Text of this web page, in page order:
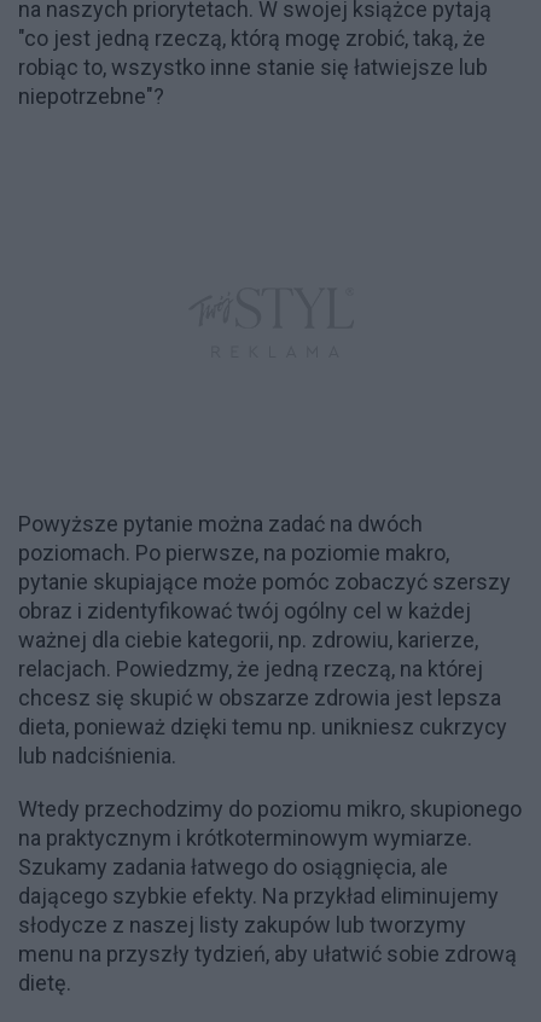
na naszych priorytetach. W swojej książce pytają
"co jest jedną rzeczą, którą mogę zrobić, taką, że
robiąc to, wszystko inne stanie się łatwiejsze lub
niepotrzebne"?
Powyższe pytanie można zadać na dwóch
poziomach. Po pierwsze, na poziomie makro,
pytanie skupiające może pomóc zobaczyć szerszy
obraz i zidentyfikować twój ogólny cel w każdej
ważnej dla ciebie kategorii, np. zdrowiu, karierze,
relacjach. Powiedzmy, że jedną rzeczą, na której
chcesz się skupić w obszarze zdrowia jest lepsza
dieta, ponieważ dzięki temu np. unikniesz cukrzycy
lub nadciśnienia.
Wtedy przechodzimy do poziomu mikro, skupionego
na praktycznym i krótkoterminowym wymiarze.
Szukamy zadania łatwego do osiągnięcia, ale
dającego szybkie efekty. Na przykład eliminujemy
słodycze z naszej listy zakupów lub tworzymy
menu na przyszły tydzień, aby ułatwić sobie zdrową
dietę.